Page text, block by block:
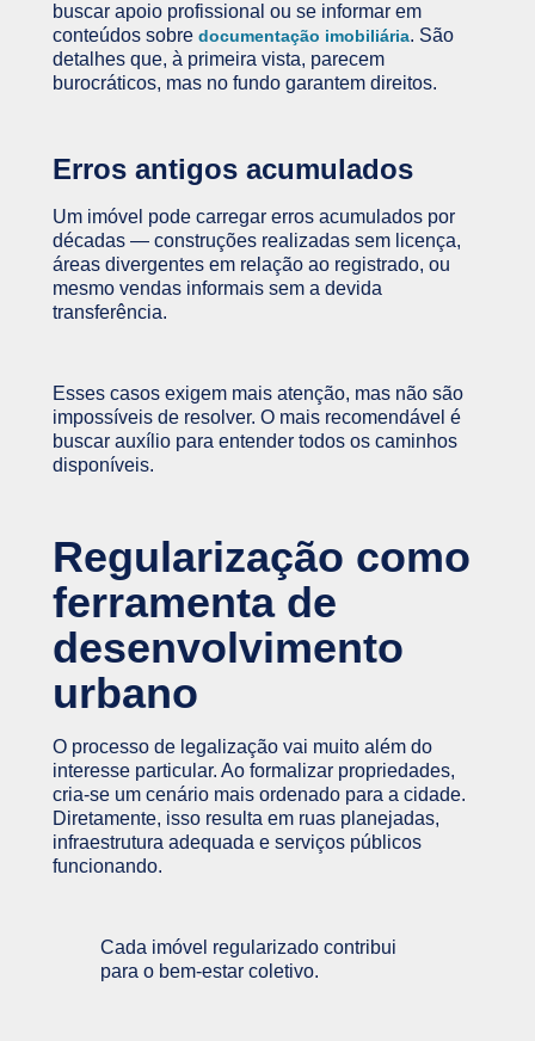
buscar apoio profissional ou se informar em
conteúdos sobre documentação imobiliária. São
detalhes que, à primeira vista, parecem
burocráticos, mas no fundo garantem direitos.
Erros antigos acumulados
Um imóvel pode carregar erros acumulados por
décadas — construções realizadas sem licença,
áreas divergentes em relação ao registrado, ou
mesmo vendas informais sem a devida
transferência.
Esses casos exigem mais atenção, mas não são
impossíveis de resolver. O mais recomendável é
buscar auxílio para entender todos os caminhos
disponíveis.
Regularização como
ferramenta de
desenvolvimento
urbano
O processo de legalização vai muito além do
interesse particular. Ao formalizar propriedades,
cria-se um cenário mais ordenado para a cidade.
Diretamente, isso resulta em ruas planejadas,
infraestrutura adequada e serviços públicos
funcionando.
Cada imóvel regularizado contribui
para o bem-estar coletivo.